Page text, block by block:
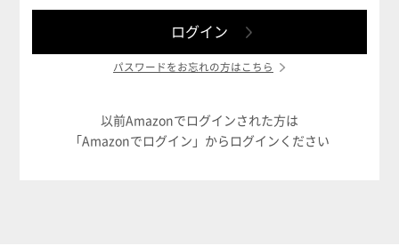
パスワードをお忘れの方はこちら
以前Amazonでログインされた方は
「Amazonでログイン」からログインください